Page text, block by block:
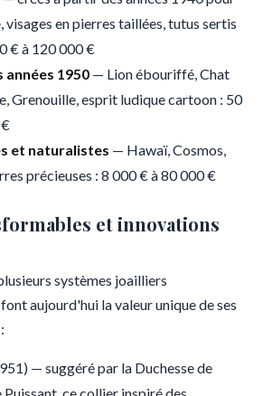
visages en pierres taillées, tutus sertis
€ à 120 000 €
années 1950 — Lion ébouriffé, Chat
Grenouille, esprit ludique cartoon : 50
et naturalistes — Hawaï, Cosmos,
précieuses : 8 000 € à 80 000 €
et innovations
systèmes joailliers
aujourd'hui la valeur unique de ses
— suggéré par la Duchesse de